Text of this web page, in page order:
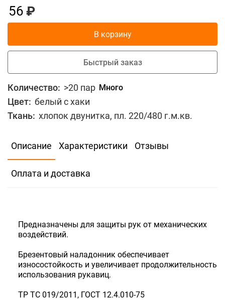
56
В корзину
Быстрый заказ
Количество: >20 пар Много
Цвет: белый с хаки
Ткань: хлопок двунитка, пл. 220/480 г.м.кв.
56 Скидка для юр.лиц
Описание Характеристики Отзывы
Оплата и доставка
Предназначены для защиты рук от механических
воздействий.
Брезентовый наладонник обеспечивает
износостойкость и увеличивает продолжительность
использования рукавиц.
ТР ТС 019/2011, ГОСТ 12.4.010-75